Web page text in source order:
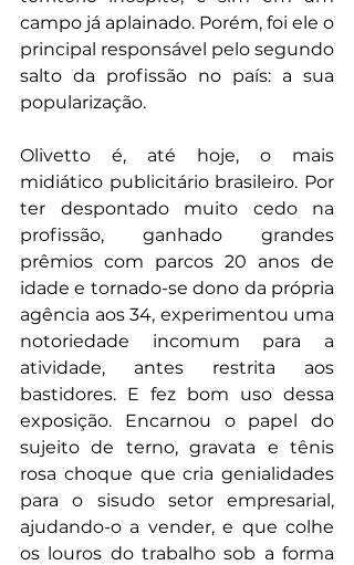
campo já aplainado. Porém, foi ele o
principal responsável pelo segundo
salto da profissão no país: a sua
popularização.
Olivetto é, até hoje, o mais
midiático publicitário brasileiro. Por
ter despontado muito cedo na
profissão, ganhado grandes
prêmios com parcos 20 anos de
idade e tornado-se dono da própria
agência aos 34, experimentou uma
notoriedade incomum para a
atividade, antes restrita aos
bastidores. E fez bom uso dessa
exposição. Encarnou o papel do
sujeito de terno, gravata e tênis
rosa choque que cria genialidades
para o sisudo setor empresarial,
ajudando-o a vender, e que colhe
os louros do trabalho sob a forma